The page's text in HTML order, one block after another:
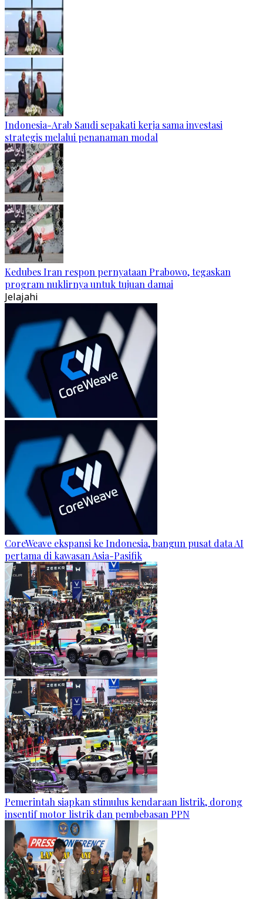
Indonesia-Arab Saudi sepakati kerja sama investasi
strategis melalui penanaman modal
Kedubes Iran respon pernyataan Prabowo, tegaskan
program nuklirnya untuk tujuan damai
Jelajahi
CoreWeave ekspansi ke Indonesia, bangun pusat data AI
pertama di kawasan Asia-Pasifik
Pemerintah siapkan stimulus kendaraan listrik, dorong
insentif motor listrik dan pembebasan PPN